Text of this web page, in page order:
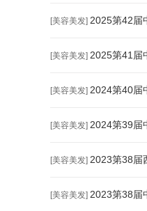
[美容美发] 2025第42届
[美容美发] 2025第41届
[美容美发] 2024第40届
[美容美发] 2024第39届
[美容美发] 2023第38届
[美容美发] 2023第38届